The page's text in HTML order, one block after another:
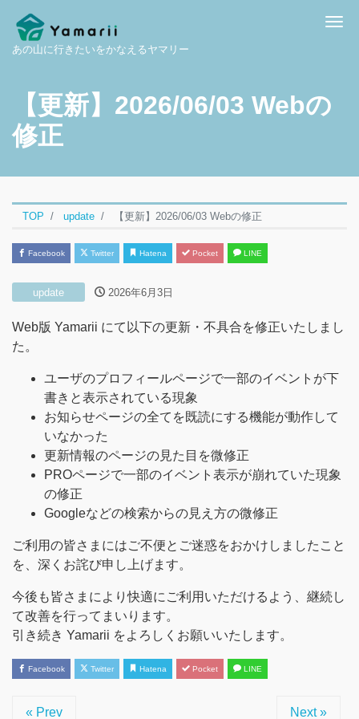
あの山に行きたいをかなえるヤマリー
【更新】2026/06/03 Webの
修正
TOP update 【更新】2026/06/03 Webの修正
Facebook Twitter Hatena Pocket LINE
update 2026年6月3日
Web版 Yamarii にて以下の更新・不具合を修正いたしまし
た。
ユーザのプロフィールページで一部のイベントが下
書きと表示されている現象
お知らせページの全てを既読にする機能が動作して
いなかった
更新情報のページの見た目を微修正
PROページで一部のイベント表示が崩れていた現象
の修正
Googleなどの検索からの見え方の微修正
ご利用の皆さまにはご不便とご迷惑をおかけしましたこと
を、深くお詫び申し上げます。
今後も皆さまにより快適にご利用いただけるよう、継続し
て改善を行ってまいります。
引き続き Yamarii をよろしくお願いいたします。
Facebook Twitter Hatena Pocket LINE
« Prev Next »